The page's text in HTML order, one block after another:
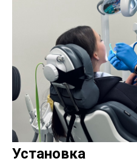
Установка